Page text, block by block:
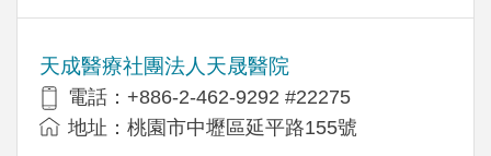
天成醫療社團法人天晟醫院
電話：+886-2-462-9292 #22275
地址：桃園市中壢區延平路155號